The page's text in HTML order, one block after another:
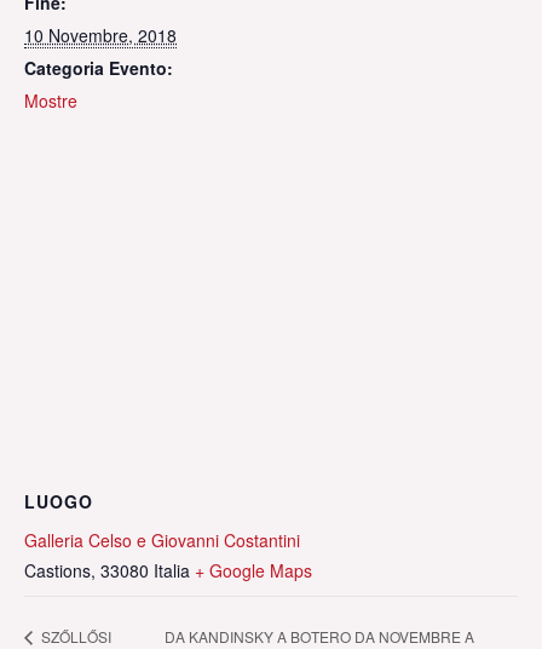
10 Novembre, 2018
Categoria Evento:
Mostre
LUOGO
Galleria Celso e Giovanni Costantini
Castions, 33080 Italia + Google Maps
SZŐLLŐSI
DA KANDINSKY A BOTERO DA NOVEMBRE A